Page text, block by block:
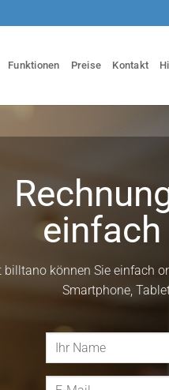
Funktionen Preise Kontakt
billtano können Sie einfach
Smartphone,